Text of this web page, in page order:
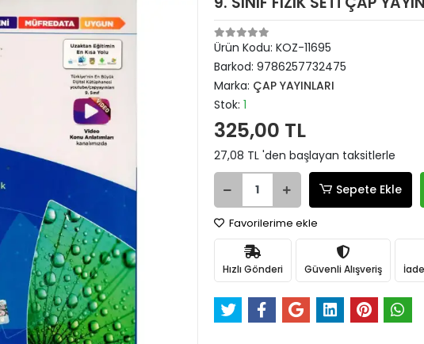
Ürün Kodu: KOZ-11695
Barkod: 9786257732475
Marka: ÇAP YAYINLARI
Stok: 1
325,00 TL
27,08 TL 'den başlayan taksitlerle
Sepete Ekle
Favorilerime ekle
Hızlı Gönderi Güvenli Alışveriş